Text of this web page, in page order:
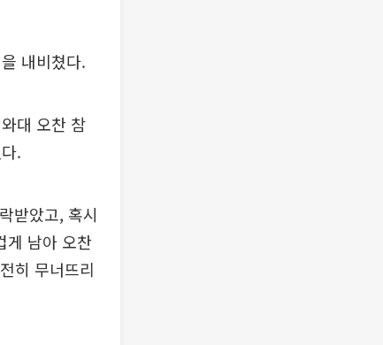
내비쳤다.
대 오찬 참
.
받았고, 혹시
게 남아 오찬
히 무너뜨리